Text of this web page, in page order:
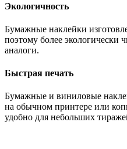
Экологичность
Бумажные наклейки
поэтому более экологически
аналоги.
Быстрая печать
Бумажные и виниловые
на обычном принтере или
удобно для небольших